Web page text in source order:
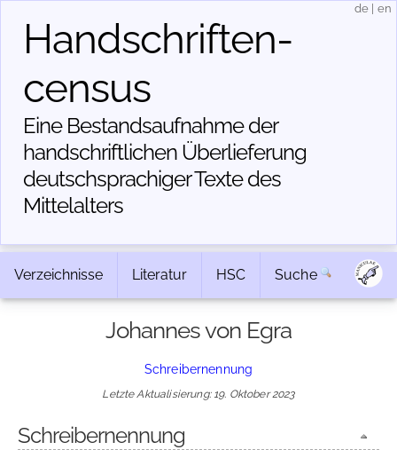
Handschriften­
census
Eine Bestandsaufnahme der
handschriftlichen Über­lieferung
deutschsprachiger Texte des
Mittelalters
de en
Verzeichnisse Literatur HSC Suche
Johannes von Egra
Schreibernennung
Letzte Aktualisierung: 19. Oktober 2023
Schreibernennung